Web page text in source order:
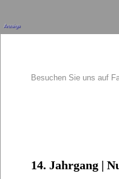
Anzeige
Besuchen Sie uns auf
14. Jahrgang |